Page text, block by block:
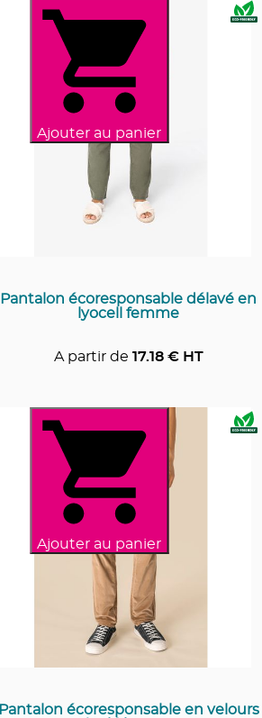
Ajouter au panier
Pantalon écoresponsable délavé en
lyocell femme
A partir de 17.18€ HT
Ajouter au panier
Pantalon écoresponsable en velours